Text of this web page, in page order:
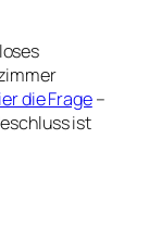
die Frage–
ist